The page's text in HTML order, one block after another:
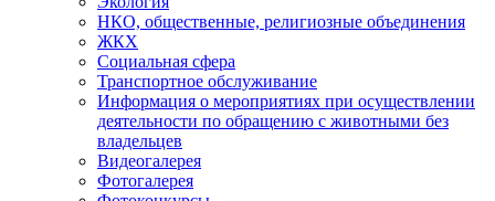
НКО, общественные, религиозные объединения
ЖКХ
Социальная сфера
Транспортное обслуживание
Информация о мероприятиях при осуществлении
деятельности по обращению с животными без
владельцев
Видеогалерея
Фотогалерея